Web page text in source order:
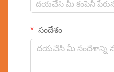
సందేశం